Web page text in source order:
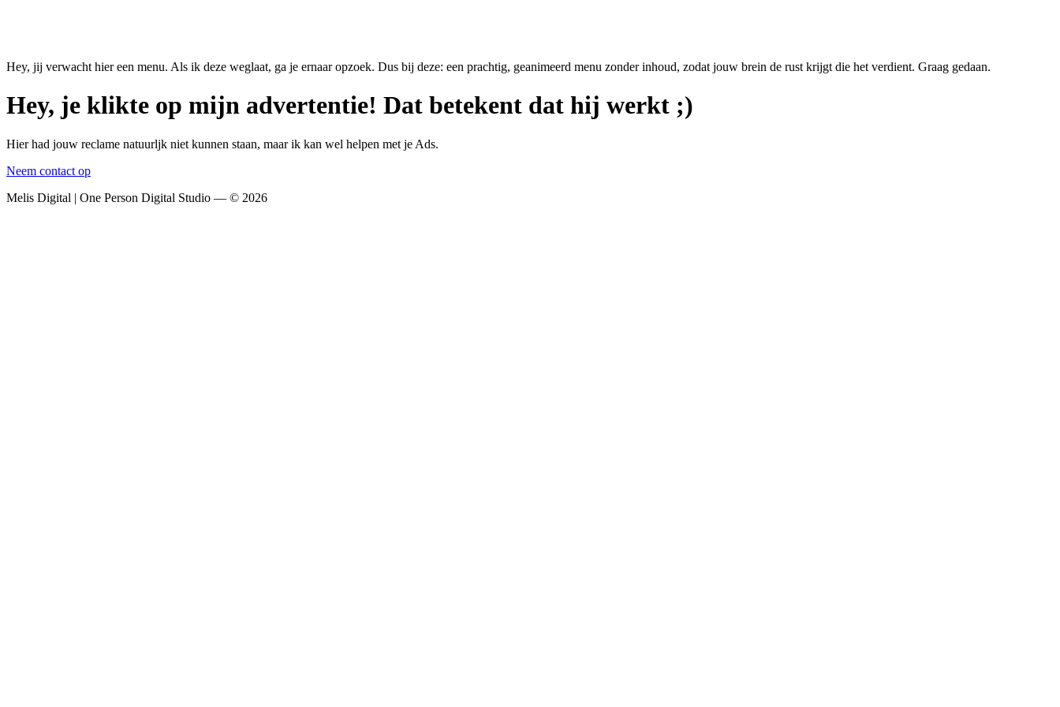
Hey, jij verwacht hier een menu. Als ik deze weglaat, ga je ernaar opzoek. Dus bij deze: een prachtig, geanimeerd menu zonder inhoud, zodat jouw brein de rust krijgt die het verdient. Graag gedaan.
Hey, je klikte op mijn advertentie! Dat betekent dat hij werkt ;)
Hier had jouw reclame natuurljk niet kunnen staan, maar ik kan wel helpen met je Ads.
Neem contact op
Melis Digital | One Person Digital Studio — © 2026